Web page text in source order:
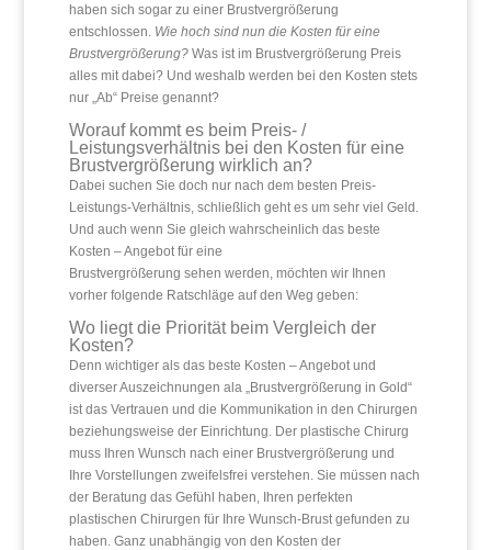
haben sich sogar zu einer Brustvergrößerung
entschlossen. Wie hoch sind nun die Kosten für eine
Brustvergrößerung?Was ist im Brustvergrößerung Preis
alles mit dabei? Und weshalb werden bei den Kosten stets
nur „Ab“ Preise genannt?
Worauf kommt es beim Preis- /
Leistungsverhältnis bei den Kosten für eine
Brustvergrößerung wirklich an?
Dabei suchen Sie doch nur nach dem besten Preis-
Leistungs-Verhältnis, schließlich geht es um sehr viel Geld.
Und auch wenn Sie gleich wahrscheinlich das beste
Kosten – Angebot für eine
Brustvergrößerung sehen werden, möchten wir Ihnen
vorher folgende Ratschläge auf den Weg geben:
Wo liegt die Priorität beim Vergleich der
Kosten?
Denn wichtiger als das beste Kosten – Angebot und
diverser Auszeichnungen ala „Brustvergrößerung in Gold“
ist das Vertrauen und die Kommunikation in den Chirurgen
beziehungsweise der Einrichtung. Der plastische Chirurg
muss Ihren Wunsch nach einer Brustvergrößerung und
Ihre Vorstellungen zweifelsfrei verstehen. Sie müssen nach
der Beratung das Gefühl haben, Ihren perfekten
plastischen Chirurgen für Ihre Wunsch-Brust gefunden zu
haben. Ganz unabhängig von den Kosten der